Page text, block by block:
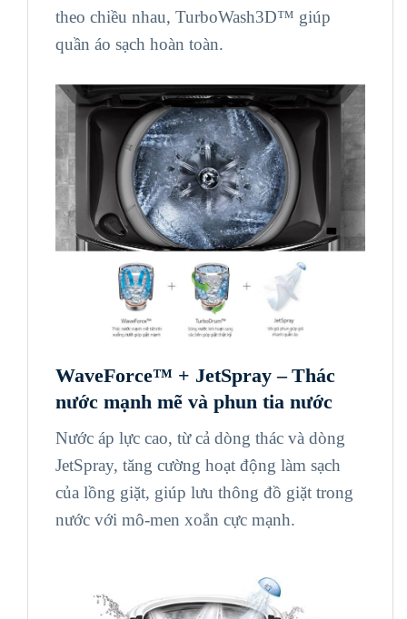
theo chiều nhau, TurboWash3D™ giúp
quần áo sạch hoàn toàn.
WaveForce™ + JetSpray – Thác
nước mạnh mẽ và phun tia nước
Nước áp lực cao, từ cả dòng thác và dòng
JetSpray, tăng cường hoạt động làm sạch
của lồng giặt, giúp lưu thông đồ giặt trong
nước với mô-men xoắn cực mạnh.